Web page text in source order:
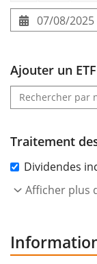
07/08/
Ajouter un
Traitement
Dividendes
Afficher plus